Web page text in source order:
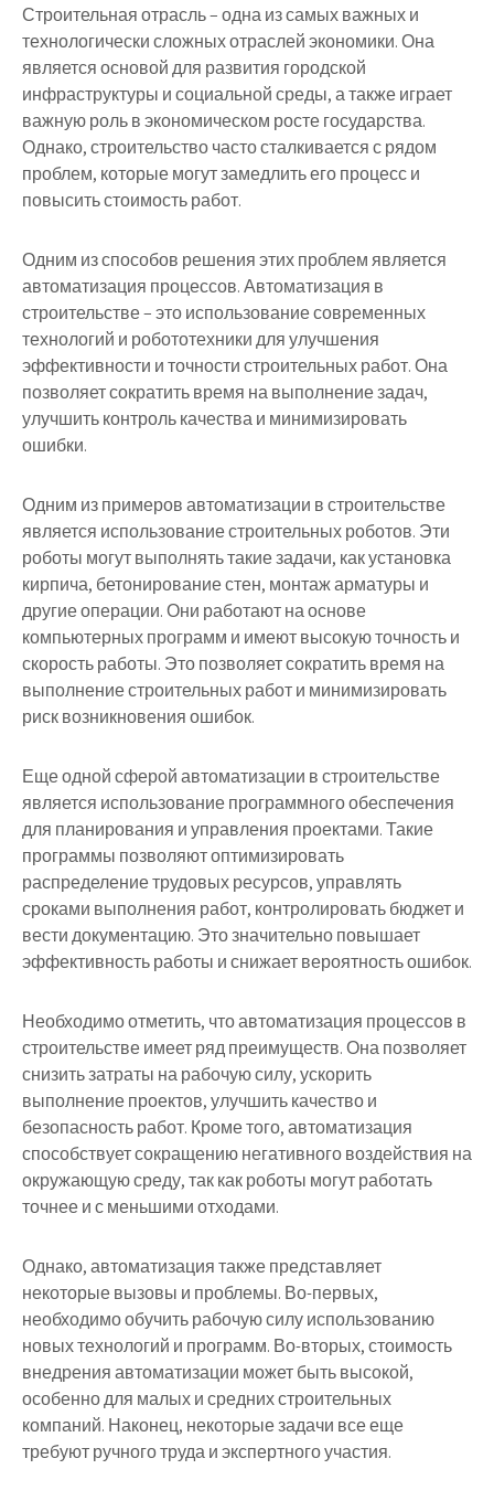
Строительная отрасль – одна из самых важных и
технологически сложных отраслей экономики. Она
является основой для развития городской
инфраструктуры и социальной среды, а также играет
важную роль в экономическом росте государства.
Однако, строительство часто сталкивается с рядом
проблем, которые могут замедлить его процесс и
повысить стоимость работ.
Одним из способов решения этих проблем является
автоматизация процессов. Автоматизация в
строительстве – это использование современных
технологий и робототехники для улучшения
эффективности и точности строительных работ. Она
позволяет сократить время на выполнение задач,
улучшить контроль качества и минимизировать
ошибки.
Одним из примеров автоматизации в строительстве
является использование строительных роботов. Эти
роботы могут выполнять такие задачи, как установка
кирпича, бетонирование стен, монтаж арматуры и
другие операции. Они работают на основе
компьютерных программ и имеют высокую точность и
скорость работы. Это позволяет сократить время на
выполнение строительных работ и минимизировать
риск возникновения ошибок.
Еще одной сферой автоматизации в строительстве
является использование программного обеспечения
для планирования и управления проектами. Такие
программы позволяют оптимизировать
распределение трудовых ресурсов, управлять
сроками выполнения работ, контролировать бюджет и
вести документацию. Это значительно повышает
эффективность работы и снижает вероятность ошибок.
Необходимо отметить, что автоматизация процессов в
строительстве имеет ряд преимуществ. Она позволяет
снизить затраты на рабочую силу, ускорить
выполнение проектов, улучшить качество и
безопасность работ. Кроме того, автоматизация
способствует сокращению негативного воздействия на
окружающую среду, так как роботы могут работать
точнее и с меньшими отходами.
Однако, автоматизация также представляет
некоторые вызовы и проблемы. Во-первых,
необходимо обучить рабочую силу использованию
новых технологий и программ. Во-вторых, стоимость
внедрения автоматизации может быть высокой,
особенно для малых и средних строительных
компаний. Наконец, некоторые задачи все еще
требуют ручного труда и экспертного участия.